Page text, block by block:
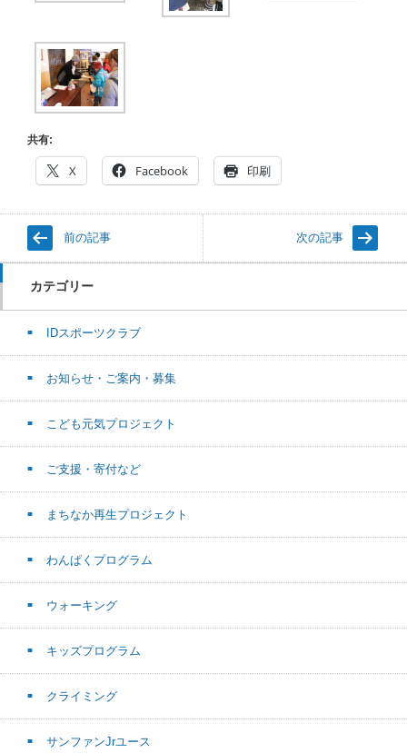
共有:
X Facebook 印刷
前の記事 次の記事
カテゴリー
IDスポーツクラブ
お知らせ・ご案内・募集
こども元気プロジェクト
ご支援・寄付など
まちなか再生プロジェクト
わんぱくプログラム
ウォーキング
キッズプログラム
クライミング
サンファンJrユース